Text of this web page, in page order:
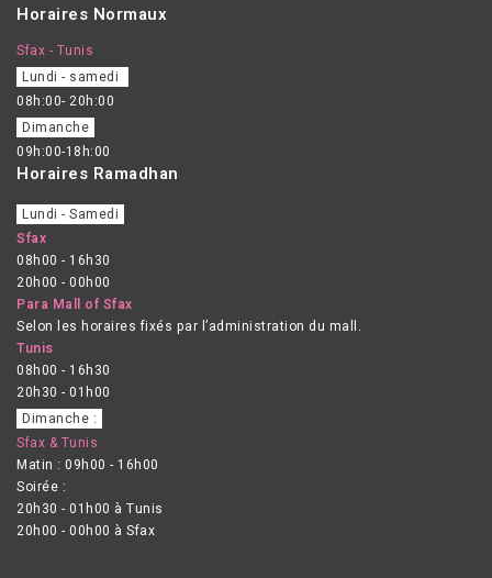
Horaires Normaux
Sfax - Tunis
Lundi - samedi
08h:00- 20h:00
Dimanche
09h:00-18h:00
Horaires Ramadhan
Lundi - Samedi
Sfax
08h00 - 16h30
20h00 - 00h00
Para Mall of Sfax
Selon les horaires fixés par l’administration du mall.
Tunis
08h00 - 16h30
20h30 - 01h00
Dimanche :
Sfax & Tunis
Matin : 09h00 - 16h00
Soirée :
20h30 - 01h00 à Tunis
20h00 - 00h00 à Sfax